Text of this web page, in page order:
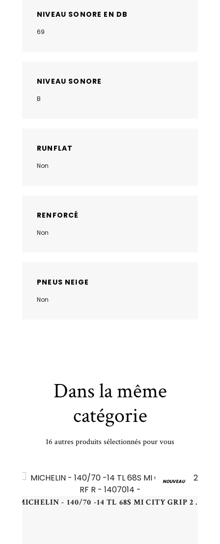
NIVEAU SONORE EN DB
69
NIVEAU SONORE
B
RUNFLAT
Non
RENFORCÉ
Non
PNEUS NEIGE
Non
Dans la même
catégorie
16 autres produits sélectionnés pour vous
NOUVEAU
MICHELIN - 140/70 -14 TL 68S MI CITY GRIP 2 RF R - 1407014 -